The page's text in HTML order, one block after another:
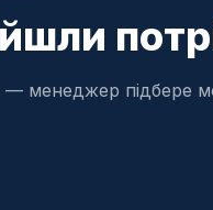
менеджер підбере